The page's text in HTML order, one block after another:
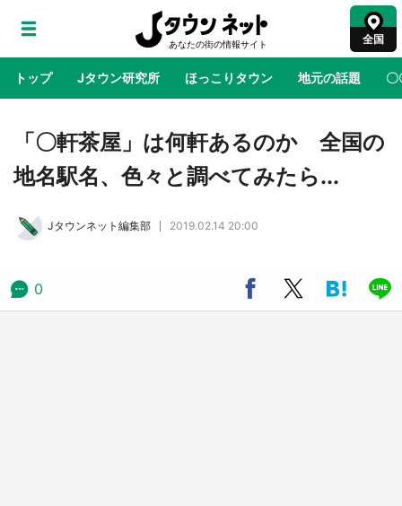
全国
トップ Jタウン研究所 ほっこりタウン 地元の話題 〇
地域×二次元 絶景 あの時はありがとう 物語がはじ
太郎グッズ買える 銀座・博品館TOY PARKへ
ラプラス・ダークネスが栃木県を征服！？ 県
公式プロモ動画で「聖地」が生産されてます
「〇軒茶屋」は何軒あるのか 全国の
地名駅名、色々と調べてみたら...
Jタウンネット編集部 2019.02.14 20:00
0